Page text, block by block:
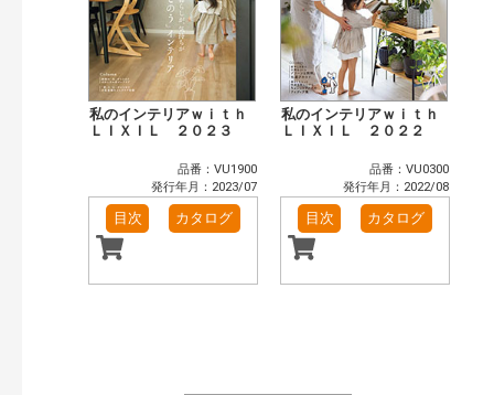
私のインテリアｗｉｔｈ
ＬＩＸＩＬ ２０２３
品番：VU1900
発行年月：2023/07
目次 カタログ
私のインテリアｗｉｔｈ
ＬＩＸＩＬ ２０２２
品番：VU0300
発行年月：2022/08
目次 カタログ